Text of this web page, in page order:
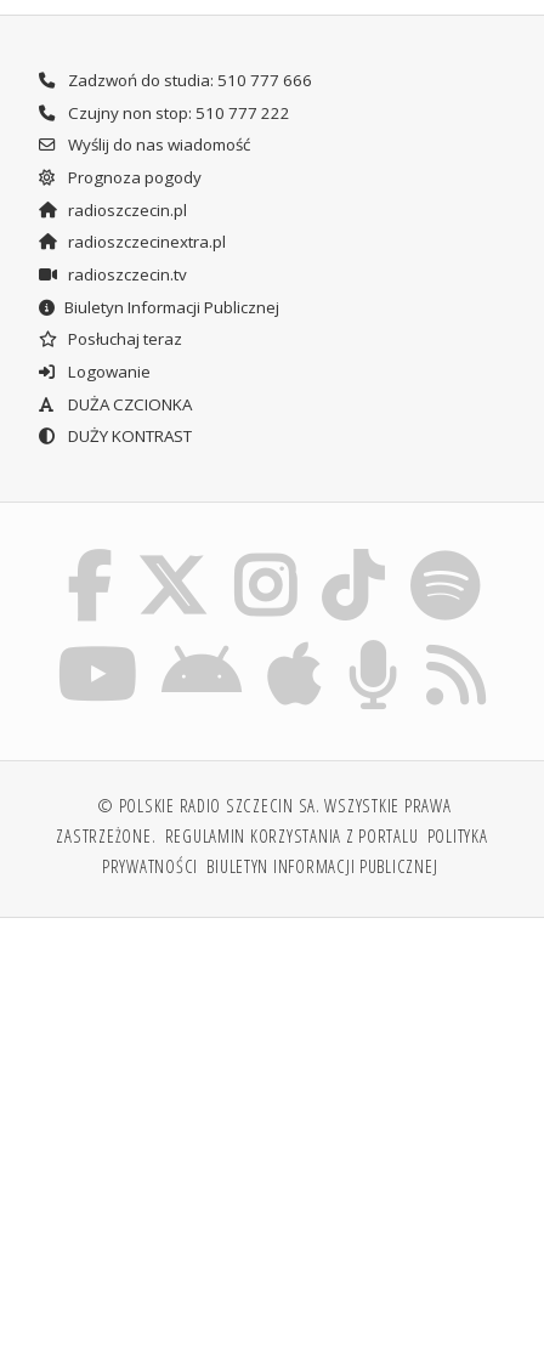
Zadzwoń do studia: 510 777 666
Czujny non stop: 510 777 222
Wyślij do nas wiadomość
Prognoza pogody
radioszczecin.pl
radioszczecinextra.pl
radioszczecin.tv
Biuletyn Informacji Publicznej
Posłuchaj teraz
Logowanie
DUŻA CZCIONKA
DUŻY KONTRAST
© POLSKIE RADIO SZCZECIN SA. WSZYSTKIE PRAWA
ZASTRZEŻONE. REGULAMIN KORZYSTANIA Z PORTALU POLITYKA
PRYWATNOŚCI BIULETYN INFORMACJI PUBLICZNEJ